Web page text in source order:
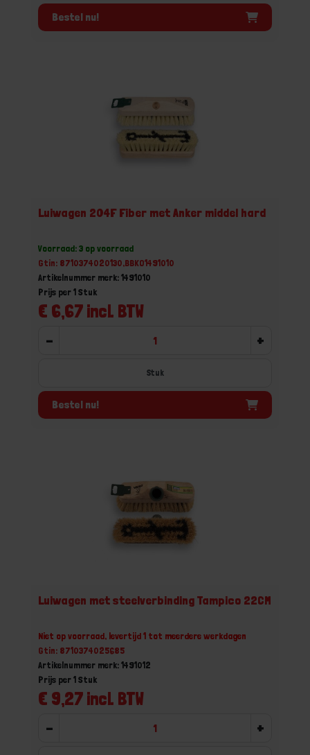
Bestel nu!
Luiwagen 204F Fiber met Anker middel hard
Voorraad: 3 op voorraad
Gtin: 8710374020130,BBKO1491010
Artikelnummer merk: 1491010
€ 6,67 incl. BTW
Prijs per 1 Stuk
- +
Stuk
Bestel nu!
Luiwagen met steelverbinding Tampico 22CM
Niet op voorraad, levertijd 1 tot meerdere werkdagen
Gtin: 8710374025685
Artikelnummer merk: 1491012
€ 9,27 incl. BTW
Prijs per 1 Stuk
- +